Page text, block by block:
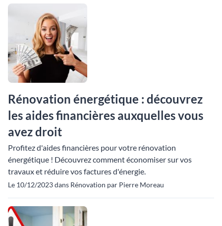
Rénovation énergétique : découvrez
les aides financières auxquelles vous
avez droit
Profitez d'aides financières pour votre rénovation
énergétique ! Découvrez comment économiser sur vos
travaux et réduire vos factures d'énergie.
Le 10/12/2023 dans Rénovation par Pierre Moreau